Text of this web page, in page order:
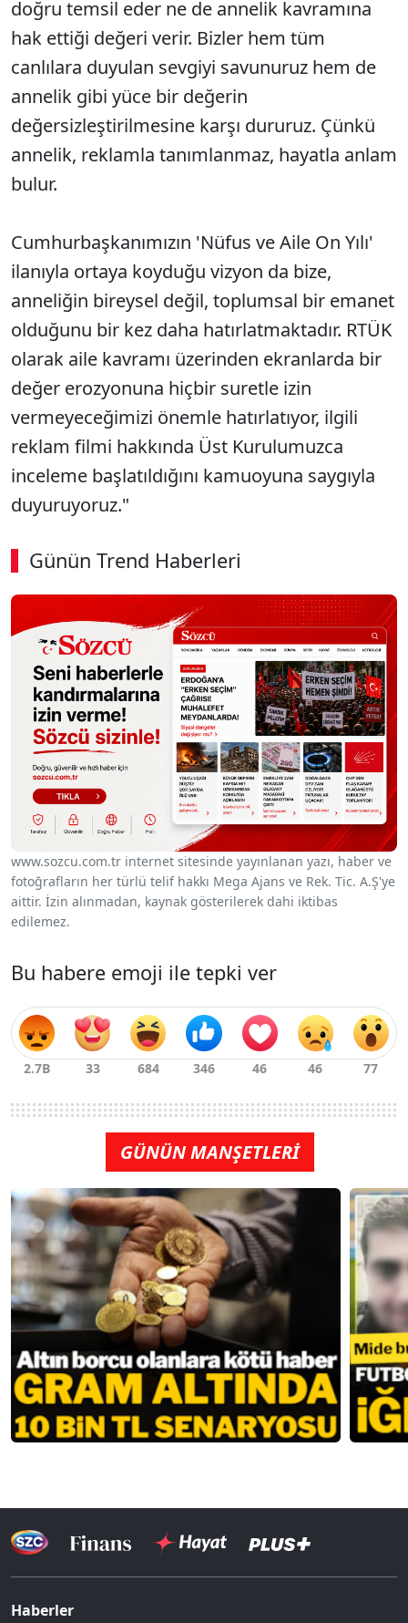
doğru temsil eder ne de annelik kavramına
hak ettiği değeri verir. Bizler hem tüm
canlılara duyulan sevgiyi savunuruz hem de
annelik gibi yüce bir değerin
değersizleştirilmesine karşı dururuz. Çünkü
annelik, reklamla tanımlanmaz, hayatla anlam
bulur.
Cumhurbaşkanımızın 'Nüfus ve Aile On Yılı'
ilanıyla ortaya koyduğu vizyon da bize,
anneliğin bireysel değil, toplumsal bir emanet
olduğunu bir kez daha hatırlatmaktadır. RTÜK
olarak aile kavramı üzerinden ekranlarda bir
değer erozyonuna hiçbir suretle izin
vermeyeceğimizi önemle hatırlatıyor, ilgili
reklam filmi hakkında Üst Kurulumuzca
inceleme başlatıldığını kamuoyuna saygıyla
duyuruyoruz."
Günün Trend Haberleri
00:02 / 06:57
Sesi Aç
www.sozcu.com.tr internet sitesinde yayınlanan yazı, haber ve
fotoğrafların her türlü telif hakkı Mega Ajans ve Rek. Tic. A.Ş'ye
aittir. İzin alınmadan, kaynak gösterilerek dahi iktibas
edilemez.
Bu habere emoji ile tepki ver
GÜNÜN MANŞETLERİ
Haberler